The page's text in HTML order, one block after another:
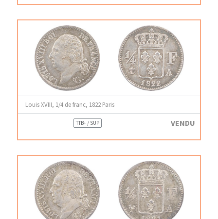
Louis XVIII, 1/4 de franc, 1822 Paris
TTB+ / SUP VENDU